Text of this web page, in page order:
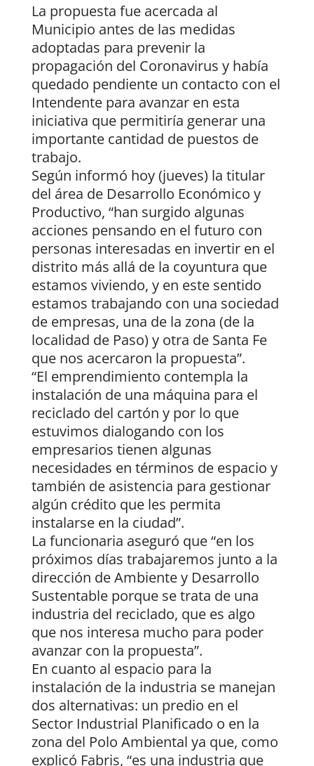
La propuesta fue acercada al
Municipio antes de las medidas
adoptadas para prevenir la
propagación del Coronavirus y había
quedado pendiente un contacto con el
Intendente para avanzar en esta
iniciativa que permitiría generar una
importante cantidad de puestos de
trabajo.
Según informó hoy (jueves) la titular
del área de Desarrollo Económico y
Productivo, “han surgido algunas
acciones pensando en el futuro con
personas interesadas en invertir en el
distrito más allá de la coyuntura que
estamos viviendo, y en este sentido
estamos trabajando con una sociedad
de empresas, una de la zona (de la
localidad de Paso) y otra de Santa Fe
que nos acercaron la propuesta”.
“El emprendimiento contempla la
instalación de una máquina para el
reciclado del cartón y por lo que
estuvimos dialogando con los
empresarios tienen algunas
necesidades en términos de espacio y
también de asistencia para gestionar
algún crédito que les permita
instalarse en la ciudad”.
La funcionaria aseguró que “en los
próximos días trabajaremos junto a la
dirección de Ambiente y Desarrollo
Sustentable porque se trata de una
industria del reciclado, que es algo
que nos interesa mucho para poder
avanzar con la propuesta”.
En cuanto al espacio para la
instalación de la industria se manejan
dos alternativas: un predio en el
Sector Industrial Planificado o en la
zona del Polo Ambiental ya que, como
explicó Fabris, “es una industria que